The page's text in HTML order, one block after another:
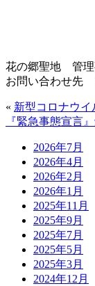
花の郷聖地 管理
お問い合わせ先
« 新型コロナウイ
『緊急事態宣言
2026年7月
2026年4月
2026年2月
2026年1月
2025年11月
2025年9月
2025年7月
2025年5月
2025年3月
2024年12月